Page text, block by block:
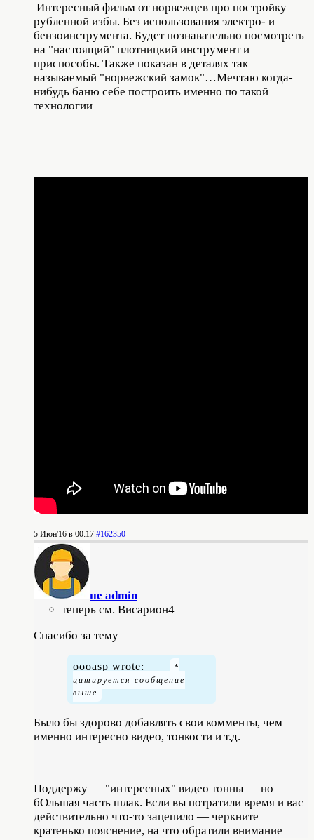
Интересный фильм от норвежцев про постройку
рубленной избы. Без использования электро- и
бензоинструмента. Будет познавательно посмотреть
на "настоящий" плотницкий инструмент и
приспособы. Также показан в деталях так
называемый "норвежский замок"…Мечтаю когда-
нибудь баню себе построить именно по такой
технологии
5 Июн'16 в 00:17 #162350
не admin
теперь см. Висариoн4
Спасибо за тему
oooasp wrote:
Было бы здорово добавлять свои комменты, чем
именно интересно видео, тонкости и т.д.
Поддержу — "интересных" видео тонны — но
бОльшая часть шлак. Если вы потратили время и вас
действительно что-то зацепило — черкните
кратенько пояснение, на что обратили внимание